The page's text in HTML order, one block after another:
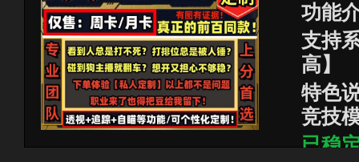
功能
支持
高】
特色
竞技
已稳